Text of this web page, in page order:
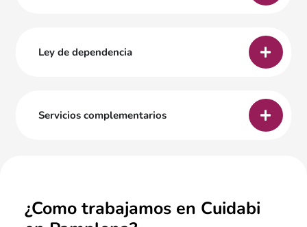
Ley de dependencia
Servicios complementarios
¿Como trabajamos en Cuidabi